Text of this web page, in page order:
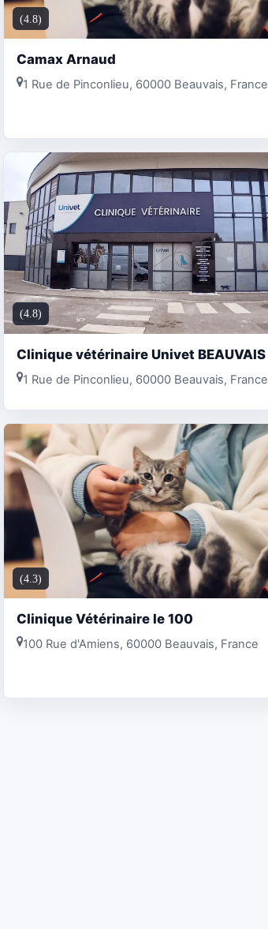
(4.8)
Camax Arnaud
1 Rue de Pinconlieu, 60000 Beauvais, France
(4.8)
Clinique vétérinaire Univet BEAUVAIS
1 Rue de Pinconlieu, 60000 Beauvais, France
(4.3)
Clinique Vétérinaire le 100
100 Rue d'Amiens, 60000 Beauvais, France